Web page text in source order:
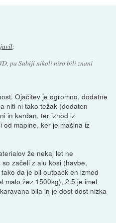
:
pa Subiji nikoli niso bili znani
Ojačitev je ogromno, dodatne
niti ni tako težak (dodaten
in kardan, ter izhod iz
od mapine, ker je mašina iz
že nekaj let ne
začeli z alu kosi (havbe,
da je bil outback en izmed
malo žez 1500kg), 2.5 je imel
bila in je dost dost nizka